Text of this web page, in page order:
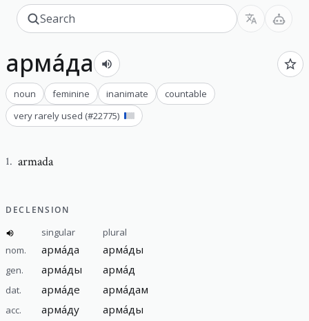
арма́да
noun feminine inanimate
countable
very rarely used (#22775)
1. armada
DECLENSION
singular
plural
nom.
арма́да арма́ды
gen. арма́ды арма́д
dat. арма́де арма́дам
acc. арма́ду арма́ды